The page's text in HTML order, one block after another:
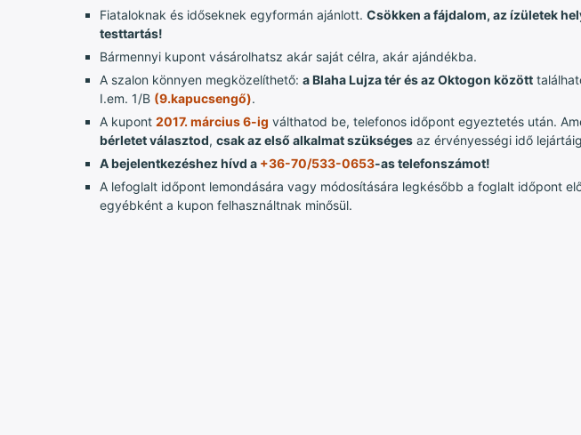
Fiataloknak és időseknek egyformán ajánlott. Csökken a fájdalom, az ízületek
testtartás!
Bármennyi kupont vásárolhatsz akár saját célra, akár ajándékba.
A szalon könnyen megközelíthető: a Blaha Lujza tér és az Oktogon között
I.em. 1/B (9.kapucsengő).
A kupont 2017. március 6-ig válthatod be, telefonos időpont egyeztetés után.
bérletet választod, csak az első alkalmat szükséges az érvényességi idő
A bejelentkezéshez hívd a +36-70/533-0653-as telefonszámot!
A lefoglalt időpont lemondására vagy módosítására legkésőbb a foglalt időpont
egyébként a kupon felhasználtnak minősül.